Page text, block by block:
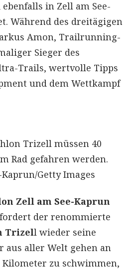
in Zell am See-
Während des dreitägigen
Amon, Trailrunning-
Sieger des
Trails, wertvolle Tipps
und dem Wettkampf
Trizell müssen 40
Rad gefahren werden.
Getty Images
Zell am See-Kaprun
fordert der renommierte
Trizell wieder seine
aus aller Welt gehen an
Kilometer zu schwimmen,